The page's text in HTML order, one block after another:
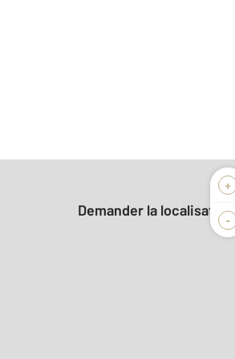
+
-
Demander la localisation